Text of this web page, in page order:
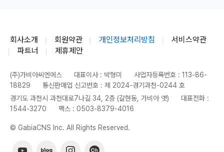
회사소개 회원약관 개인정보처리방침
서비스약관
파트너
제휴제안
(주)가비아씨엔에스 대표이사 : 박형미
사업자등록번호 : 113-86-
18829
통신판매업 신고번호 : 제 2024-경기과천-0244 호
경기도 과천시 과천대로7나길 34, 2층 (갈현동, 가비아 앳)
대표전화 :
1544-3270
팩스 : 0503-8379-4016
© GabiaCNS Inc. All Rights Reserved.